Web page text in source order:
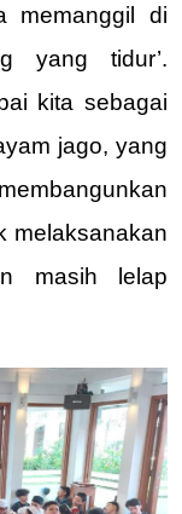
memanggil di
yang tidur’.
kita sebagai
jago, yang
melaksanakan
masih lelap